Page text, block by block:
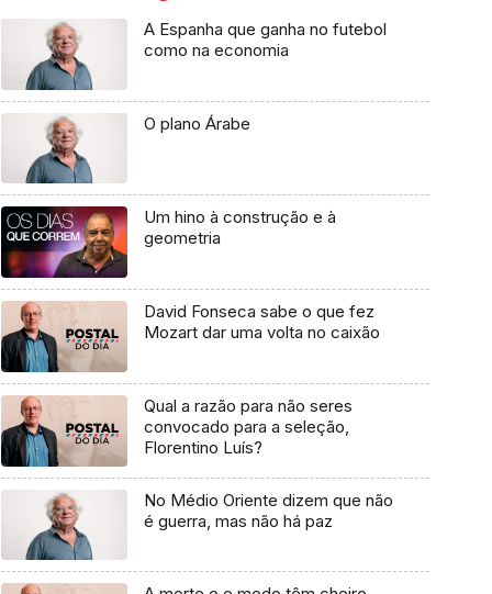
A Espanha que ganha no futebol
como na economia
O plano Árabe
Um hino à construção e à
geometria
David Fonseca sabe o que fez
Mozart dar uma volta no caixão
Qual a razão para não seres
convocado para a seleção,
Florentino Luís?
No Médio Oriente dizem que não
é guerra, mas não há paz